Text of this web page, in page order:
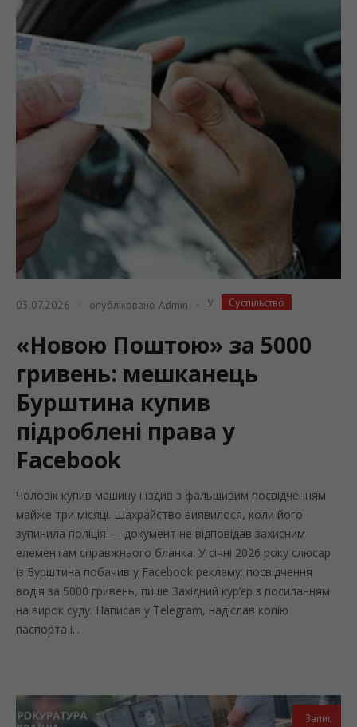
03.07.2026 опубліковано Admin У Суспільство
«Новою Поштою» за 5000
гривень: мешканець
Бурштина купив
підроблені права у
Facebook
Чоловік купив машину і їздив з фальшивим посвідченням
майже три місяці. Шахрайство виявилося, коли його
зупинила поліція — документ не відповідав захисним
елементам справжнього бланка. У січні 2026 року слюсар
із Бурштина побачив у Facebook рекламу: посвідчення
водія за 5000 гривень, пише Західний кур’єр з посиланням
на вирок суду. Написав у Telegram, надіслав копію
паспорта і...
Запис